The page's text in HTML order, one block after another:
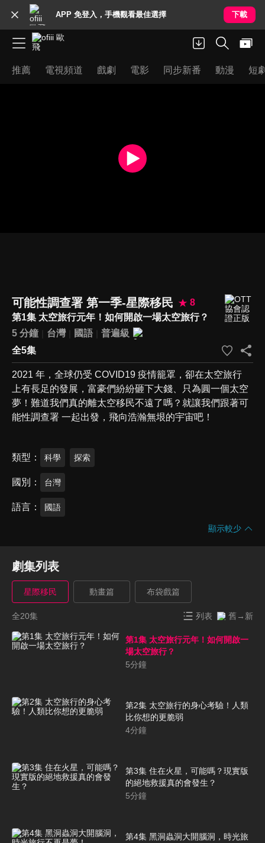
APP 免登入，手機觀看最佳選擇 下載
推薦 電視頻道 戲劇 電影 同步新番 動漫 短
可能性調查署 第一季-星際移民
8
第1集 太空旅行元年！如何開啟一場太空旅行？
5 分鐘
台灣 國語
普遍級
全5集
2021 年，全球仍受 COVID19 疫情籠罩，卻在太空旅行
上有長足的發展，富豪們紛紛砸下大錢、只為圓一個太空
夢！難道我們真的離太空移民不遠了嗎？就讓我們跟著可
能性調查署 一起出發，飛向浩瀚無垠的宇宙吧！
類型 科學 探索
國別 台灣
語言 國語
顯示較少
劇集列表
星際移民 動畫篇 布袋戲篇
全20集 列表 舊→新
第1集 太空旅行元年！如何開啟一
場太空旅行？
5分鐘
第2集 太空旅行的身心考驗！人類
比你想的更脆弱
4分鐘
第3集 住在火星，可能嗎？現實版
的絕地救援真的會發生？
5分鐘
第4集 黑洞蟲洞大開腦洞，時光旅